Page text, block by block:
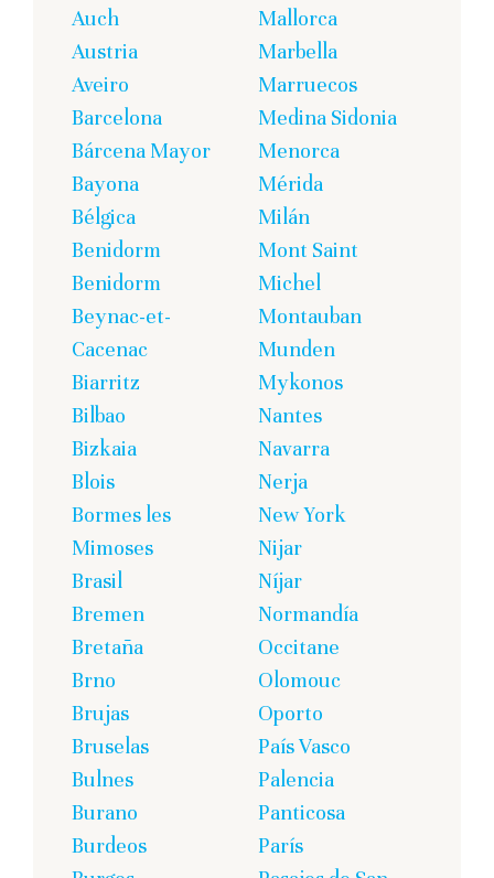
Auch
Austria
Aveiro
Barcelona
Bárcena Mayor
Bayona
Bélgica
Benidorm
Benidorm
Beynac-et-
Cacenac
Biarritz
Bilbao
Bizkaia
Blois
Bormes les
Mimoses
Brasil
Bremen
Bretaña
Brno
Brujas
Bruselas
Bulnes
Burano
Burdeos
Mallorca
Marbella
Marruecos
Medina Sidonia
Menorca
Mérida
Milán
Mont Saint
Michel
Montauban
Munden
Mykonos
Nantes
Navarra
Nerja
New York
Nijar
Níjar
Normandía
Occitane
Olomouc
Oporto
País Vasco
Palencia
Panticosa
París